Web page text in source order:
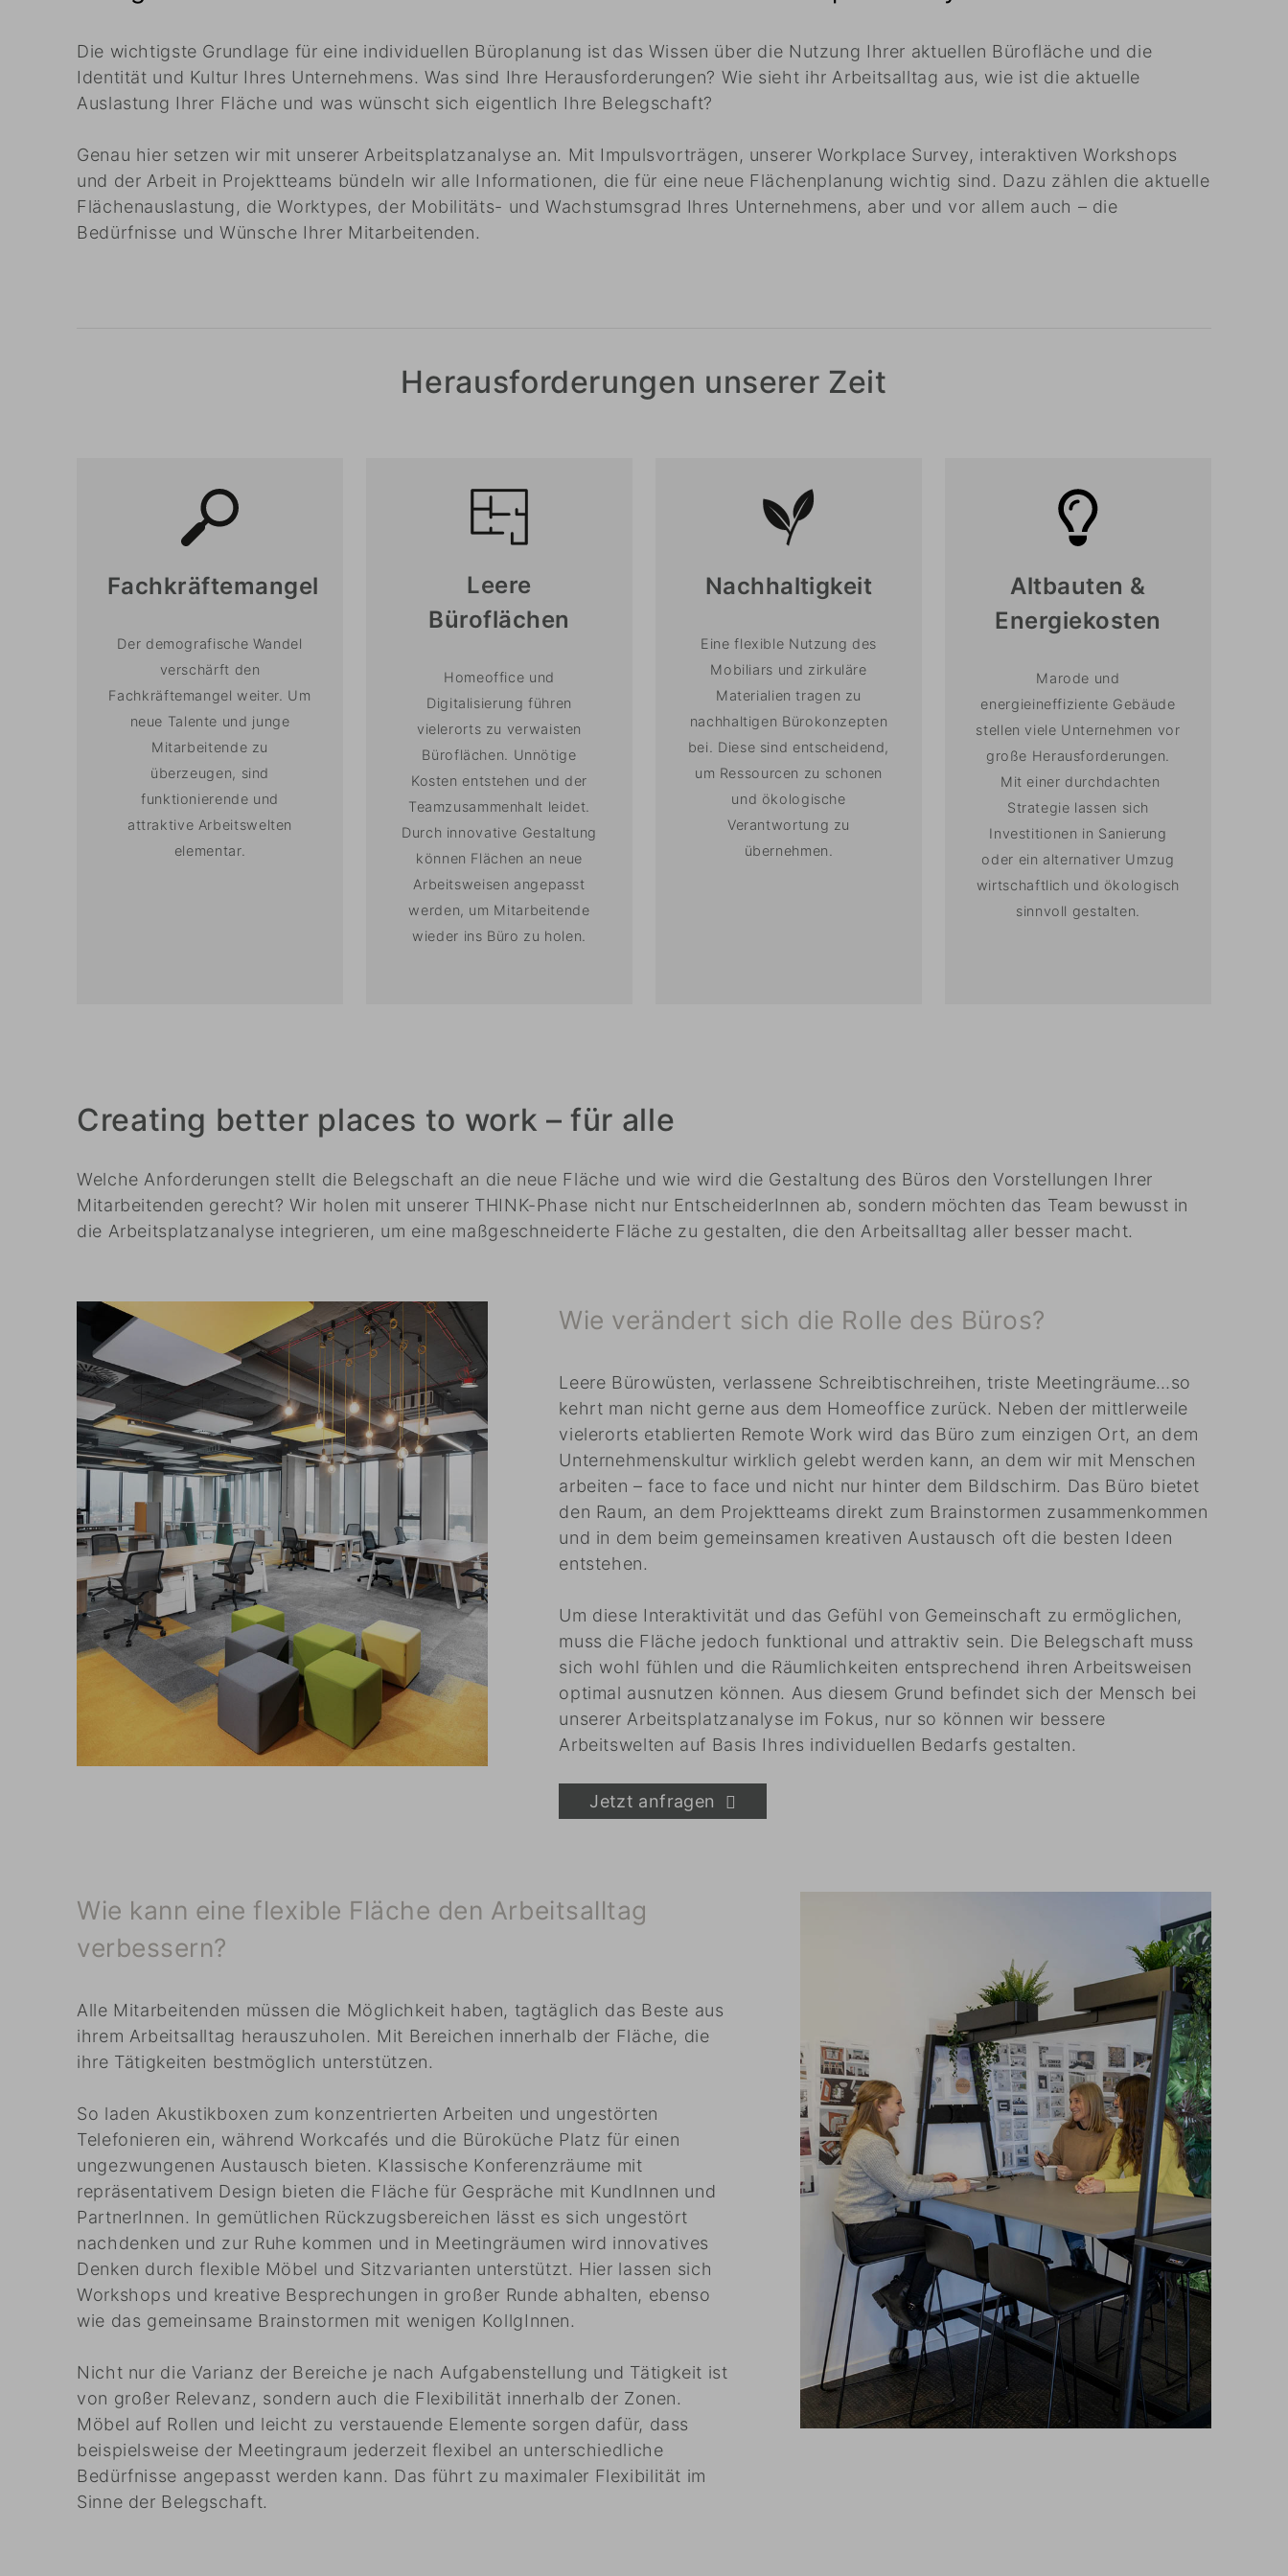
Die wichtigste Grundlage für eine individuellen Büroplanung ist das Wissen über die Nutzung Ihrer aktuellen Bürofläche und die
Identität und Kultur Ihres Unternehmens. Was sind Ihre Herausforderungen? Wie sieht ihr Arbeitsalltag aus, wie ist die aktuelle
Auslastung Ihrer Fläche und was wünscht sich eigentlich Ihre Belegschaft?
Genau hier setzen wir mit unserer Arbeitsplatzanalyse an. Mit Impulsvorträgen, unserer Workplace Survey, interaktiven Workshops
und der Arbeit in Projektteams bündeln wir alle Informationen, die für eine neue Flächenplanung wichtig sind. Dazu zählen die aktuelle
Flächenauslastung, die Worktypes, der Mobilitäts- und Wachstumsgrad Ihres Unternehmens, aber und vor allem auch – die
Bedürfnisse und Wünsche Ihrer Mitarbeitenden.
Herausforderungen unserer Zeit
Fachkräftemangel
Der demografische Wandel
verschärft den
Fachkräftemangel weiter. Um
neue Talente und junge
Mitarbeitende zu
überzeugen, sind
funktionierende und
attraktive Arbeitswelten
elementar.
Leere
Büroflächen
Homeoffice und
Digitalisierung führen
vielerorts zu verwaisten
Büroflächen. Unnötige
Kosten entstehen und der
Teamzusammenhalt leidet.
Durch innovative Gestaltung
können Flächen an neue
Arbeitsweisen angepasst
werden, um Mitarbeitende
wieder ins Büro zu holen.
Nachhaltigkeit
Eine flexible Nutzung des
Mobiliars und zirkuläre
Materialien tragen zu
nachhaltigen Bürokonzepten
bei. Diese sind entscheidend,
um Ressourcen zu schonen
und ökologische
Verantwortung zu
übernehmen.
Altbauten &
Energiekosten
Marode und
energieineffiziente Gebäude
stellen viele Unternehmen vor
große Herausforderungen.
Mit einer durchdachten
Strategie lassen sich
Investitionen in Sanierung
oder ein alternativer Umzug
wirtschaftlich und ökologisch
sinnvoll gestalten.
Creating better places to work – für alle
Welche Anforderungen stellt die Belegschaft an die neue Fläche und wie wird die Gestaltung des Büros den Vorstellungen Ihrer
Mitarbeitenden gerecht? Wir holen mit unserer THINK-Phase nicht nur EntscheiderInnen ab, sondern möchten das Team bewusst in
die Arbeitsplatzanalyse integrieren, um eine maßgeschneiderte Fläche zu gestalten, die den Arbeitsalltag aller besser macht.
Wie verändert sich die Rolle des Büros?
Leere Bürowüsten, verlassene Schreibtischreihen, triste Meetingräume…so
kehrt man nicht gerne aus dem Homeoffice zurück. Neben der mittlerweile
vielerorts etablierten Remote Work wird das Büro zum einzigen Ort, an dem
Unternehmenskultur wirklich gelebt werden kann, an dem wir mit Menschen
arbeiten – face to face und nicht nur hinter dem Bildschirm. Das Büro bietet
den Raum, an dem Projektteams direkt zum Brainstormen zusammenkommen
und in dem beim gemeinsamen kreativen Austausch oft die besten Ideen
entstehen.
Um diese Interaktivität und das Gefühl von Gemeinschaft zu ermöglichen,
muss die Fläche jedoch funktional und attraktiv sein. Die Belegschaft muss
sich wohl fühlen und die Räumlichkeiten entsprechend ihren Arbeitsweisen
optimal ausnutzen können. Aus diesem Grund befindet sich der Mensch bei
unserer Arbeitsplatzanalyse im Fokus, nur so können wir bessere
Arbeitswelten auf Basis Ihres individuellen Bedarfs gestalten.
Jetzt anfragen
Wie kann eine flexible Fläche den Arbeitsalltag
verbessern?
Alle Mitarbeitenden müssen die Möglichkeit haben, tagtäglich das Beste aus
ihrem Arbeitsalltag herauszuholen. Mit Bereichen innerhalb der Fläche, die
ihre Tätigkeiten bestmöglich unterstützen.
So laden Akustikboxen zum konzentrierten Arbeiten und ungestörten
Telefonieren ein, während Workcafés und die Büroküche Platz für einen
ungezwungenen Austausch bieten. Klassische Konferenzräume mit
repräsentativem Design bieten die Fläche für Gespräche mit KundInnen und
PartnerInnen. In gemütlichen Rückzugsbereichen lässt es sich ungestört
nachdenken und zur Ruhe kommen und in Meetingräumen wird innovatives
Denken durch flexible Möbel und Sitzvarianten unterstützt. Hier lassen sich
Workshops und kreative Besprechungen in großer Runde abhalten, ebenso
wie das gemeinsame Brainstormen mit wenigen KollgInnen.
Nicht nur die Varianz der Bereiche je nach Aufgabenstellung und Tätigkeit ist
von großer Relevanz, sondern auch die Flexibilität innerhalb der Zonen.
Möbel auf Rollen und leicht zu verstauende Elemente sorgen dafür, dass
beispielsweise der Meetingraum jederzeit flexibel an unterschiedliche
Bedürfnisse angepasst werden kann. Das führt zu maximaler Flexibilität im
Sinne der Belegschaft.